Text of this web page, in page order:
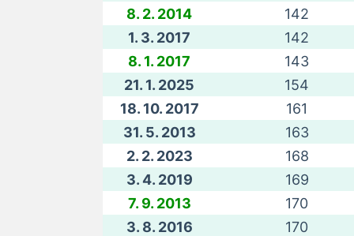
8. 2. 2014
142
1. 3. 2017
142
8. 1. 2017
143
21. 1. 2025
154
18. 10. 2017
161
31. 5. 2013
163
2. 2. 2023
168
3. 4. 2019
169
7. 9. 2013
170
3. 8. 2016
170